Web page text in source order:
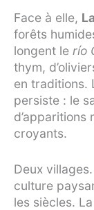
Face à elle,
forêts
longent le río
thym,
en traditions.
persiste : le
d’apparitions
croyants.
Deux
culture
les siècles.